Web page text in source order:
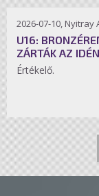
2026-07-10, Nyitray
U16:
ZÁRTÁK AZ
Értékelő.